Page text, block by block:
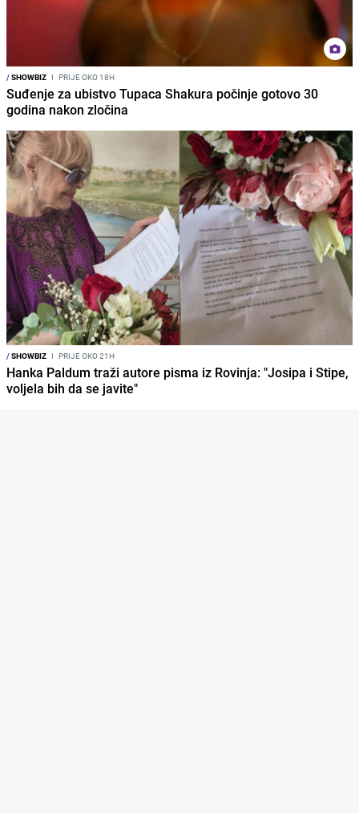
/SHOWBIZ I PRIJE OKO 18H
Suđenje za ubistvo Tupaca Shakura počinje gotovo 30
godina nakon zločina
/SHOWBIZ I PRIJE OKO 21H
Hanka Paldum traži autore pisma iz Rovinja: "Josipa i Stipe,
voljela bih da se javite"